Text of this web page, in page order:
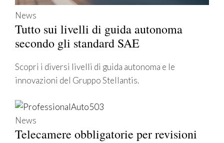
News
Tutto sui livelli di guida autonoma
secondo gli standard SAE
Scopri i diversi livelli di guida autonoma e le
innovazioni del Gruppo Stellantis.
News
Telecamere obbligatorie per revisioni